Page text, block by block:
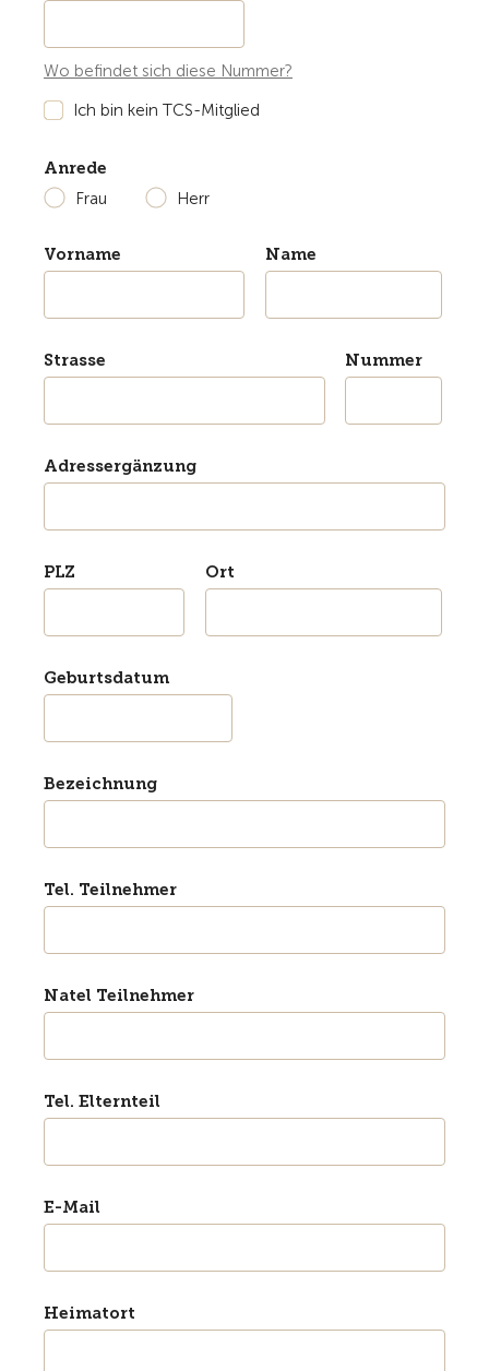
Wo befindet sich diese Nummer?
Ich bin kein TCS-Mitglied
Anrede
Frau
Herr
Vorname Name
Strasse Nummer
Adressergänzung
PLZ Ort
Geburtsdatum
Bezeichnung
Tel. Teilnehmer
Natel Teilnehmer
Tel. Elternteil
E-Mail
Heimatort